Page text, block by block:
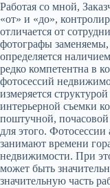
Работая со мной,
«от» и «до»,
отличается от
фотографы заменяемы,
определяется
редко компетентна в
фотосессий
измеряется
интерьерной съемки
поштучной,
для этого.
занимают времени
недвижимости. При
может быть
значительную часть